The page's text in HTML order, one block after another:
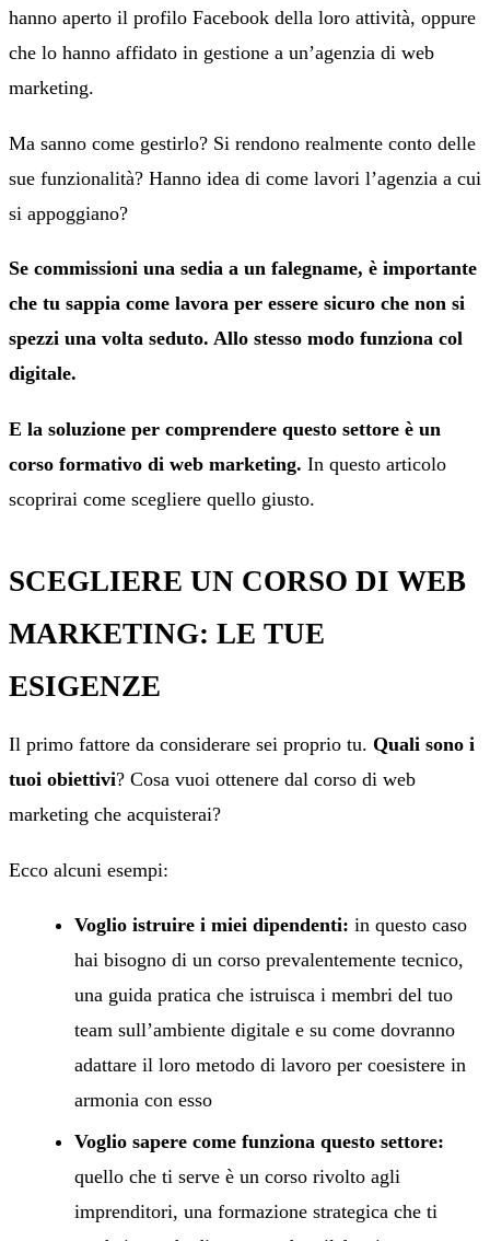
hanno aperto il profilo Facebook della loro attività, oppure
che lo hanno affidato in gestione a un’agenzia di web
marketing.
Ma sanno come gestirlo? Si rendono realmente conto delle
sue funzionalità? Hanno idea di come lavori l’agenzia a cui
si appoggiano?
Se commissioni una sedia a un falegname, è importante
che tu sappia come lavora per essere sicuro che non si
spezzi una volta seduto. Allo stesso modo funziona col
digitale.
E la soluzione per comprendere questo settore è un
corso formativo di web marketing. In questo articolo
scoprirai come scegliere quello giusto.
SCEGLIERE UN CORSO DI WEB
MARKETING: LE TUE
ESIGENZE
Il primo fattore da considerare sei proprio tu. Quali sono i
tuoi obiettivi? Cosa vuoi ottenere dal corso di web
marketing che acquisterai?
Ecco alcuni esempi:
Voglio istruire i miei dipendenti: in questo caso
hai bisogno di un corso prevalentemente tecnico,
una guida pratica che istruisca i membri del tuo
team sull’ambiente digitale e su come dovranno
adattare il loro metodo di lavoro per coesistere in
armonia con esso
Voglio sapere come funziona questo settore:
quello che ti serve è un corso rivolto agli
imprenditori, una formazione strategica che ti